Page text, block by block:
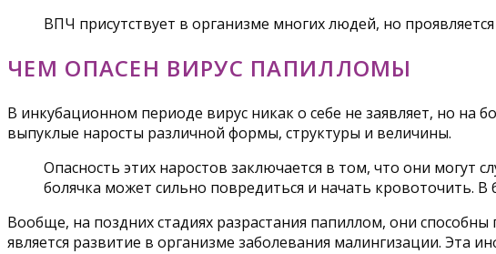
ВПЧ присутствует в организме многих людей, но
ЧЕМ ОПАСЕН ВИРУС ПАПИЛЛОМЫ
В инкубационном периоде вирус никак о себе не заявляет, но на
выпуклые наросты различной формы, структуры и величины.
Опасность этих наростов заключается в том, что они могут
болячка может сильно повредиться и начать кровоточить.
Вообще, на поздних стадиях разрастания папиллом, они
является развитие в организме заболевания малингизации. Эта